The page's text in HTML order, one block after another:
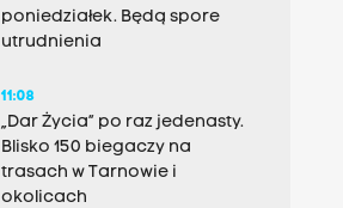
poniedziałek. Będą spore
utrudnienia
11:08
„Dar Życia” po raz jedenasty.
Blisko 150 biegaczy na
trasach w Tarnowie i
okolicach